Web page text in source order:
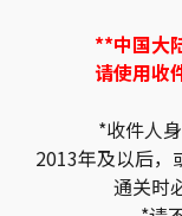
**中国大
请使用收
*收件人身
2013年及以后，
通关时